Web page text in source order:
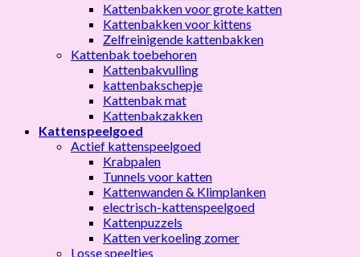
Kattenbakken voor grote katten
Kattenbakken voor kittens
Zelfreinigende kattenbakken
Kattenbak toebehoren
Kattenbakvulling
kattenbakschepje
Kattenbak mat
Kattenbakzakken
Kattenspeelgoed
Actief kattenspeelgoed
Krabpalen
Tunnels voor katten
Kattenwanden & Klimplanken
electrisch-kattenspeelgoed
Kattenpuzzels
Katten verkoeling zomer
Losse speeltjes